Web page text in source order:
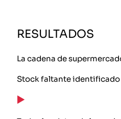
RESULTADOS
La cadena de
Stock faltante identificado